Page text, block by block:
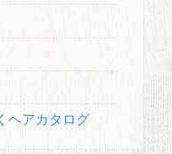
ヘアカタログ